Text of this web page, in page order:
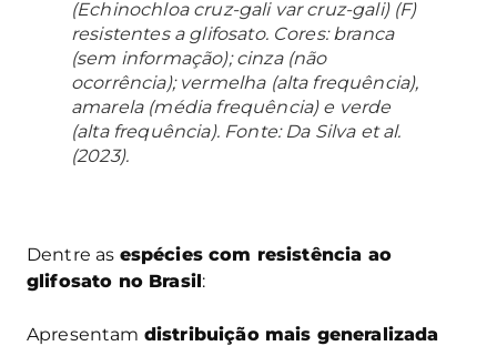
(Echinochloa cruz-gali var cruz-gali) (F)
resistentes a glifosato. Cores: branca
(sem informação); cinza (não
ocorrência); vermelha (alta frequência),
amarela (média frequência) e verde
(alta frequência). Fonte: Da Silva et al.
(2023).
Dentre as espécies com resistência ao
glifosato no Brasil:
Apresentam distribuição mais generalizada